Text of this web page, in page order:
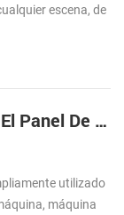
escena, de
Cómo Elegir El Más Adecuado En El Panel De La Impresora
utilizado
máquina